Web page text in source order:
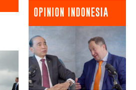
OPINION INDONESIA